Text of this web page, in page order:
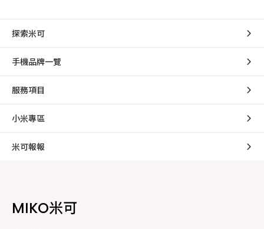
探索米可
手機品牌一覽
服務項目
小米專區
米可報報
MIKO米可